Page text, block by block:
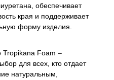
обеспечивает
края и поддерживает
форму изделия.
Tropikana Foam –
для всех, кто отдает
натуральным,